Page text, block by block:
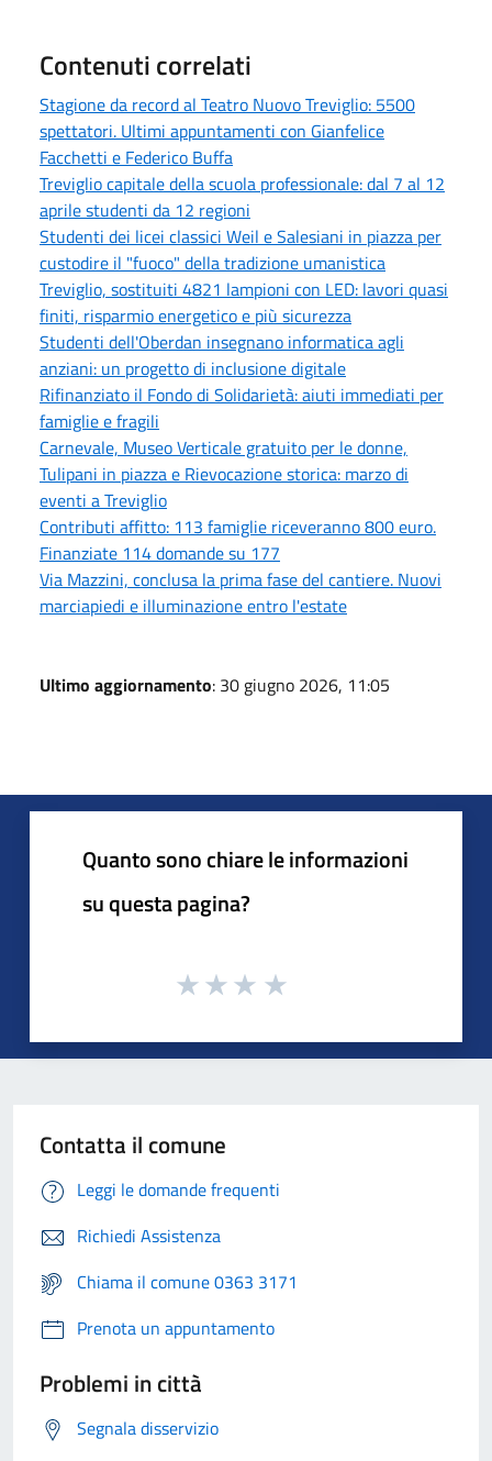
Contenuti correlati
Stagione da record al Teatro Nuovo Treviglio: 5500
spettatori. Ultimi appuntamenti con Gianfelice
Facchetti e Federico Buffa
Treviglio capitale della scuola professionale: dal 7 al 12
aprile studenti da 12 regioni
Studenti dei licei classici Weil e Salesiani in piazza per
custodire il "fuoco" della tradizione umanistica
Treviglio, sostituiti 4821 lampioni con LED: lavori quasi
finiti, risparmio energetico e più sicurezza
Studenti dell'Oberdan insegnano informatica agli
anziani: un progetto di inclusione digitale
Rifinanziato il Fondo di Solidarietà: aiuti immediati per
famiglie e fragili
Carnevale, Museo Verticale gratuito per le donne,
Tulipani in piazza e Rievocazione storica: marzo di
eventi a Treviglio
Contributi affitto: 113 famiglie riceveranno 800 euro.
Finanziate 114 domande su 177
Via Mazzini, conclusa la prima fase del cantiere. Nuovi
marciapiedi e illuminazione entro l'estate
Ultimo aggiornamento: 30 giugno 2026, 11:05
Quanto sono chiare le informazioni
su questa pagina?
Contatta il comune
Leggi le domande frequenti
Richiedi Assistenza
Chiama il comune 0363 3171
Prenota un appuntamento
Problemi in città
Segnala disservizio